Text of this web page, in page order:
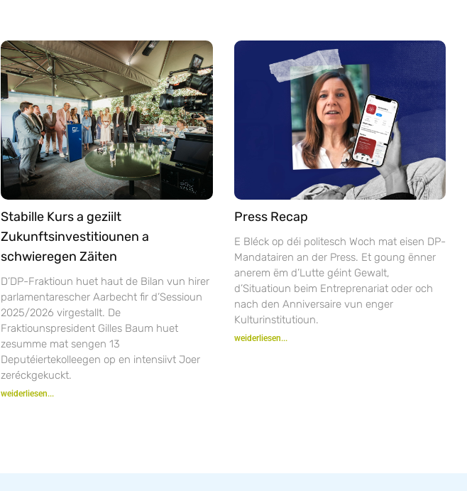
Stabille Kurs a geziilt
Zukunftsinvestitiounen a
schwieregen Zäiten
D’DP-Fraktioun huet haut de Bilan vun hirer
parlamentarescher Aarbecht fir d’Sessioun
2025/2026 virgestallt. De
Fraktiounspresident Gilles Baum huet
zesumme mat sengen 13
Deputéiertekolleegen op en intensiivt Joer
zeréckgekuckt.
weiderliesen...
Press Recap
E Bléck op déi politesch Woch mat eisen DP-
Mandatairen an der Press. Et goung ënner
anerem ëm d’Lutte géint Gewalt,
d’Situatioun beim Entreprenariat oder och
nach den Anniversaire vun enger
Kulturinstitutioun.
weiderliesen...